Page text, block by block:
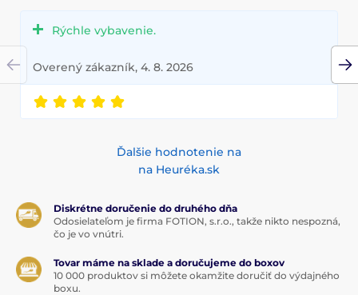
Rýchle vybavenie.
Overený zákazník, 4. 8. 2026
Ďalšie hodnotenie na
na Heuréka.sk
Diskrétne doručenie do druhého dňa
Odosielateľom je firma FOTION, s.r.o., takže nikto nespozná,
čo je vo vnútri.
Tovar máme na sklade a doručujeme do boxov
10 000 produktov si môžete okamžite doručiť do výdajného
boxu.